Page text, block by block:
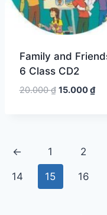
Family and
6 Class CD2
20.000₫ Giá
15.000₫Giá
← 1 2
14 15 16